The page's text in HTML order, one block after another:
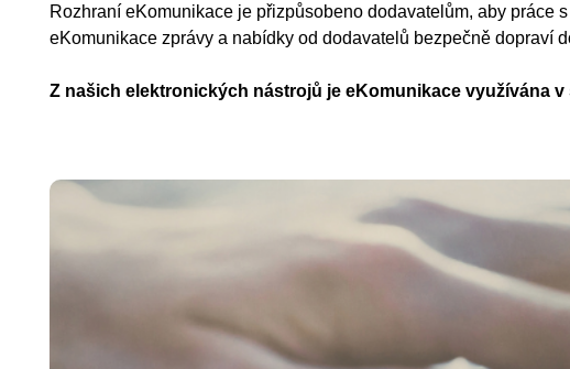
Rozhraní eKomunikace je přizpůsobeno dodavatelům, aby práce
eKomunikace zprávy a nabídky od dodavatelů bezpečně dopraví
Z našich elektronických nástrojů je eKomunikace využívána v